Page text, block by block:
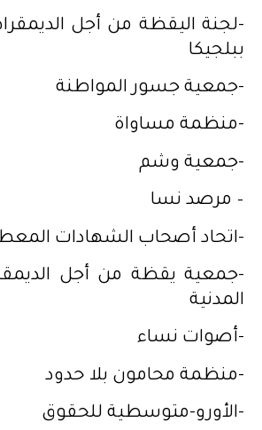
-لجنة اليقظة من أجل
ببلجيكا
-جمعية جسور المواطنة
-منظمة مساواة
-جمعية وشم
– مرصد نسا
-اتحاد أصحاب الشهادات
-جمعية يقظة من أجل
المدنية
-أصوات نساء
-منظمة محامون بلا حدود
-الأورو-متوسطية للحقوق